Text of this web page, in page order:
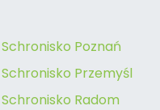
Schronisko Poznań
Schronisko Przemyśl
Schronisko Radom